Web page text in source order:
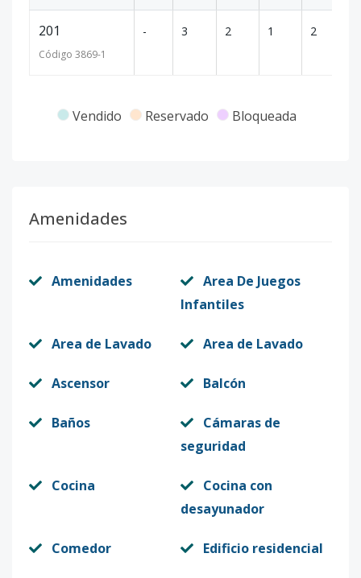
201
Código 3869-1
- 3 2 1 2
Vendido Reservado Bloqueada
Amenidades
Amenidades
Area De Juegos
Infantiles
Area de Lavado Area de Lavado
Ascensor Balcón
Baños
Cámaras de
seguridad
Cocina
Cocina con
desayunador
Comedor Edificio residencial